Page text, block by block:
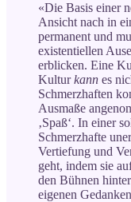
«Die Basis einer
Ansicht nach in
permanent und
existentiellen
erblicken. Eine
Kulturkann es
Schmerzhaften
Ausmaße
‚Spaß‘. In einer
Schmerzhafte
Vertiefung und
geht, indem sie
den Bühnen
eigenen